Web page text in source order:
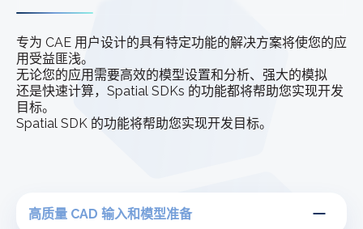
专为 CAE 用户设计的具有特定功能的解决方案将使您的应
用受益匪浅。
无论您的应用需要高效的模型设置和分析、强大的模拟
还是快速计算，Spatial SDKs 的功能都将帮助您实现开发
目标。
Spatial SDK 的功能将帮助您实现开发目标。
高质量 CAD 输入和模型准备